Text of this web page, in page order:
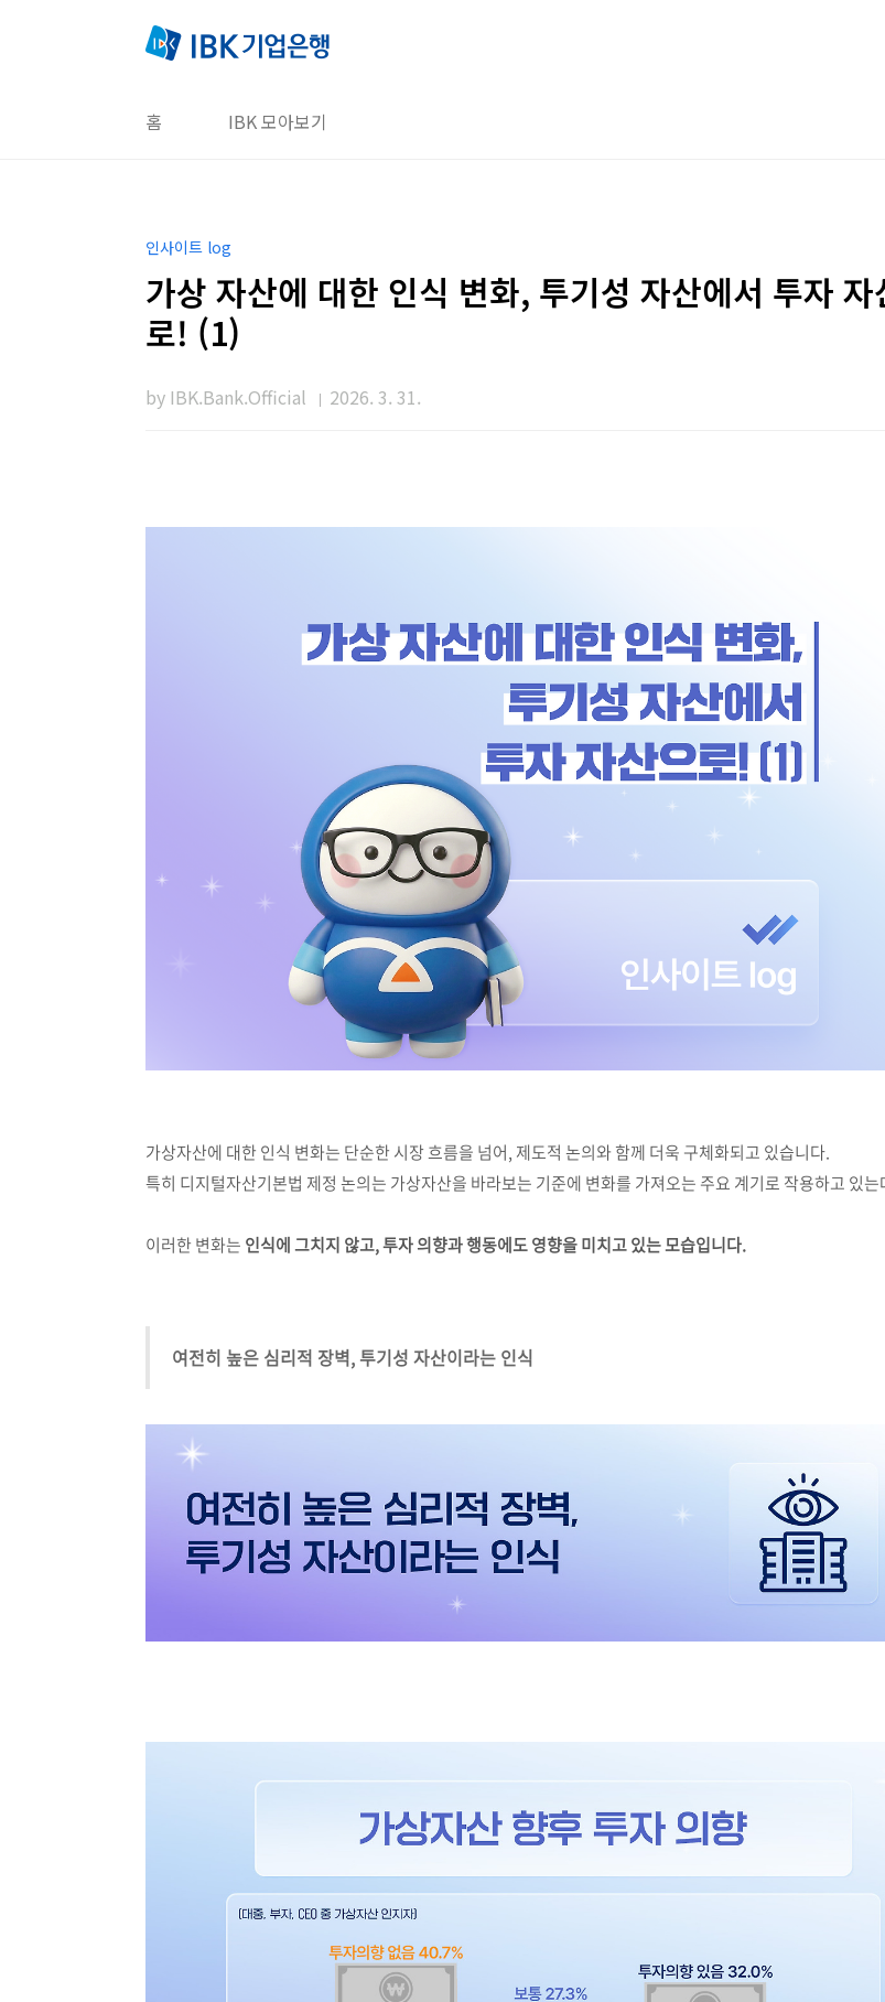
홈 IBK 모아보기
인사이트 log
가상 자산에 대한 인식 변화, 투기성 자산에서 투자 자
로! (1)
by IBK.Bank.Official 2026. 3. 31.
가상자산에 대한 인식 변화는 단순한 시장 흐름을 넘어, 제도적 논의와 함께 더욱 구체화되고 있습니다.
특히 디지털자산기본법 제정 논의는 가상자산을 바라보는 기준에 변화를 가져오는 주요 계기로 작용하고 있는
이러한 변화는 인식에 그치지 않고, 투자 의향과 행동에도 영향을 미치고 있는 모습입니다.
여전히 높은 심리적 장벽, 투기성 자산이라는 인식